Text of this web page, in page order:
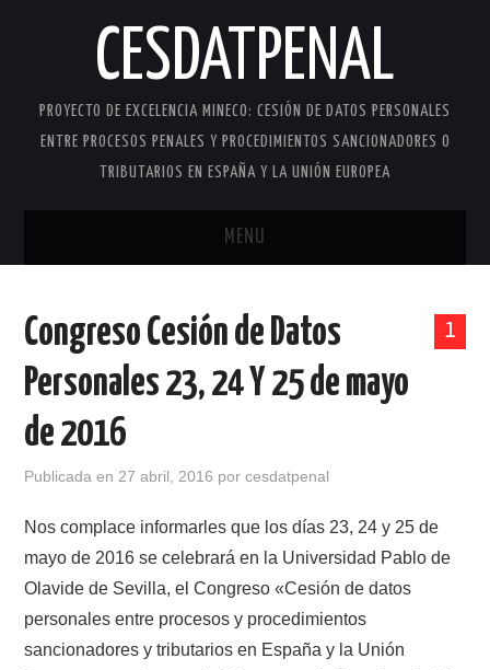
CESDATPENAL
PROYECTO DE EXCELENCIA MINECO: CESIÓN DE DATOS PERSONALES
ENTRE PROCESOS PENALES Y PROCEDIMIENTOS SANCIONADORES O
TRIBUTARIOS EN ESPAÑA Y LA UNIÓN EUROPEA
MENU
QUIÉNES SOMOS
1
Congreso Cesión de Datos
Personales 23, 24 Y 25 de mayo
de 2016
Publicada en 27 abril, 2016 porcesdatpenal
Nos complace informarles que los días 23, 24 y 25 de
mayo de 2016 se celebrará en la Universidad Pablo de
Olavide de Sevilla, el Congreso «Cesión de datos
personales entre procesos y procedimientos
sancionadores y tributarios en España y la Unión